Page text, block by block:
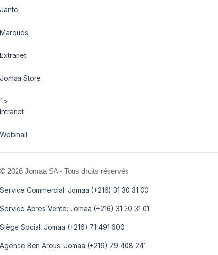
Jante
Marques
Extranet
Jomaa Store
">
Intranet
Webmail
© 2026 Jomaa SA - Tous droits réservés
Service Commercial: Jomaa (+216) 31 30 31 00
Service Apres Vente: Jomaa (+216) 31 30 31 01
Siège Social: Jomaa (+216) 71 491 600
Agence Ben Arous: Jomaa (+216) 79 408 241